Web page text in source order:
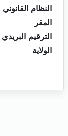
النظام القانوني
المقر
الترقيم البريدي
الولاية